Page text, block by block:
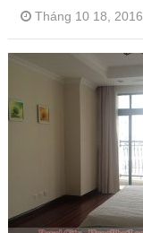
Tháng 10 18, 2016